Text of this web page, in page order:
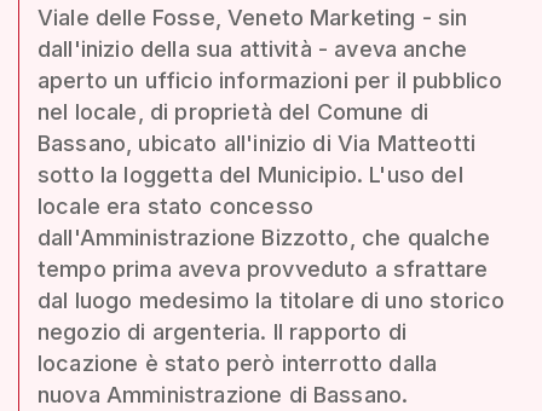
Viale delle Fosse, Veneto Marketing - sin
dall'inizio della sua attività - aveva anche
aperto un ufficio informazioni per il pubblico
nel locale, di proprietà del Comune di
Bassano, ubicato all'inizio di Via Matteotti
sotto la loggetta del Municipio. L'uso del
locale era stato concesso
dall'Amministrazione Bizzotto, che qualche
tempo prima aveva provveduto a sfrattare
dal luogo medesimo la titolare di uno storico
negozio di argenteria. Il rapporto di
locazione è stato però interrotto dalla
nuova Amministrazione di Bassano.